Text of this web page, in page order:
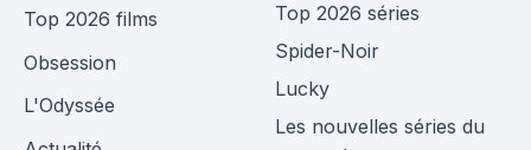
Top 2026 films
Obsession
L'Odyssée
Top 2026 séries
Spider-Noir
Lucky
Les nouvelles séries du